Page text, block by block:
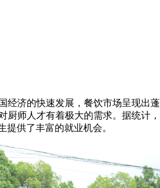
经济的快速发展，餐饮市场呈现出
厨师人才有着极大的需求。据统计
提供了丰富的就业机会。